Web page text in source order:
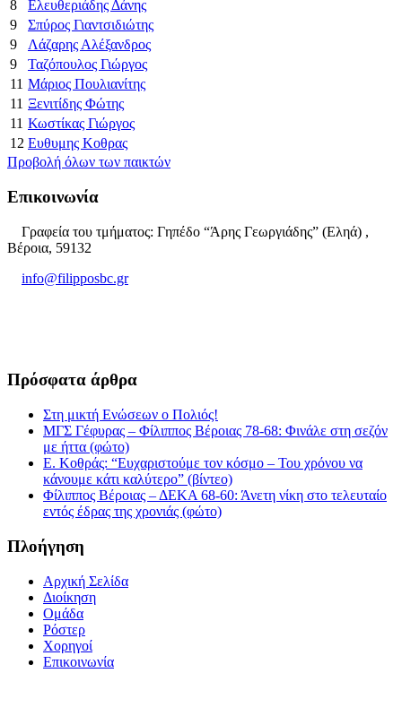
8
Ελευθεριάδης Δάνης
9
Σπύρος Γιαντσιδιώτης
9
Λάζαρης Αλέξανδρος
9
Ταζόπουλος Γιώργος
11 Μάριος Πουλιανίτης
11 Ξενιτίδης Φώτης
11 Κωστίκας Γιώργος
12 Ευθυμης Κοθρας
Προβολή όλων των παικτών
Επικοινωνία
Γραφεία του τμήματος: Γηπέδο “Άρης Γεωργιάδης” (Εληά) ,
Βέροια, 59132
info@filipposbc.gr
Πρόσφατα άρθρα
Στη μικτή Ενώσεων ο Πολιός!
ΜΓΣ Γέφυρας – Φίλιππος Βέροιας 78-68: Φινάλε στη σεζόν
με ήττα (φώτο)
Ε. Κοθράς: “Ευχαριστούμε τον κόσμο – Του χρόνου να
κάνουμε κάτι καλύτερο” (βίντεο)
Φίλιππος Βέροιας – ΔΕΚΑ 68-60: Άνετη νίκη στο τελευταίο
εντός έδρας της χρονιάς (φώτο)
Πλοήγηση
Αρχική Σελίδα
Διοίκηση
Ομάδα
Ρόστερ
Χορηγοί
Επικοινωνία